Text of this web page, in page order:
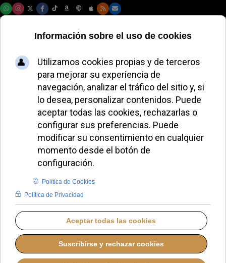
La FSSPX ignora a
León XIV y ordena
cuatro obispos bajo
amenaza de
excomunión
MIÉRCOLES, 01 JULIO 2026 15:24